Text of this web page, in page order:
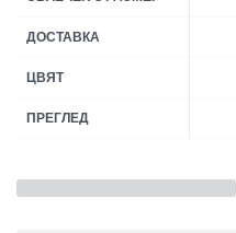
ДОСТАВКА
ЦВЯТ
ПРЕГЛЕД